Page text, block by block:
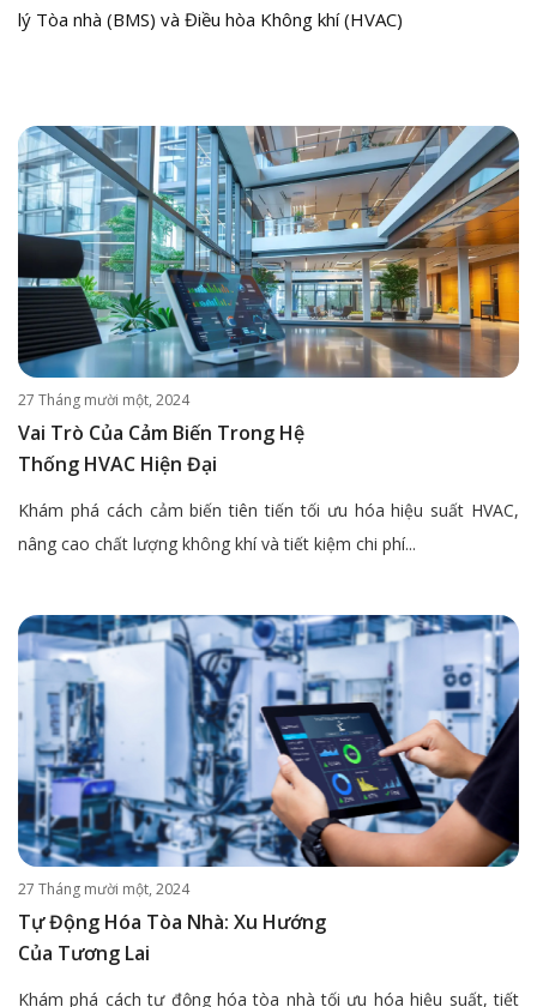
lý Tòa nhà (BMS) và Điều hòa Không khí (HVAC)
27 Tháng mười một, 2024
Vai Trò Của Cảm Biến Trong Hệ
Thống HVAC Hiện Đại
Khám phá cách cảm biến tiên tiến tối ưu hóa hiệu suất HVAC,
nâng cao chất lượng không khí và tiết kiệm chi phí...
27 Tháng mười một, 2024
Tự Động Hóa Tòa Nhà: Xu Hướng
Của Tương Lai
Khám phá cách tự động hóa tòa nhà tối ưu hóa hiệu suất, tiết